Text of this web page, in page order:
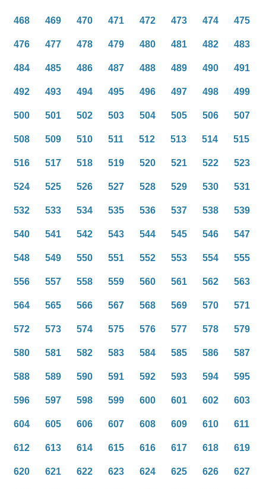
468 469 470 471 472 473 474 475
476 477 478 479 480 481 482 483
484 485 486 487 488 489 490 491
492 493 494 495 496 497 498 499
500 501 502 503 504 505 506 507
508 509 510 511 512 513 514 515
516 517 518 519 520 521 522 523
524 525 526 527 528 529 530 531
532 533 534 535 536 537 538 539
540 541 542 543 544 545 546 547
548 549 550 551 552 553 554 555
556 557 558 559 560 561 562 563
564 565 566 567 568 569 570 571
572 573 574 575 576 577 578 579
580 581 582 583 584 585 586 587
588 589 590 591 592 593 594 595
596 597 598 599 600 601 602 603
604 605 606 607 608 609 610 611
612 613 614 615 616 617 618 619
620 621 622 623 624 625 626 627